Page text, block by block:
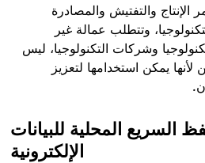
والتفتيش والمصادرة
وتتطلب عمالة غير
وشركات التكنولوجيا، ليس
يمكن استخدامها لتعزيز
.
السريع المحلية للبيانات
الإلكترونية